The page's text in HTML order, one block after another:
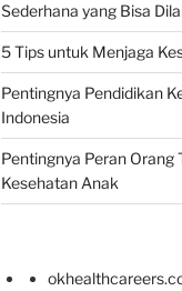
Sederhana yang Bisa
5 Tips untuk Menjaga
Pentingnya Pendidikan
Indonesia
Pentingnya Peran Orang
Kesehatan Anak